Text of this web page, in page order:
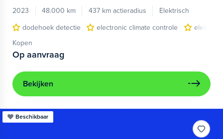
2023
48.000 km 437 km actieradius
Elektrisch
dodehoek detectie
electronic climate controle
Kopen
Op aanvraag
Bekijken
Beschikbaar